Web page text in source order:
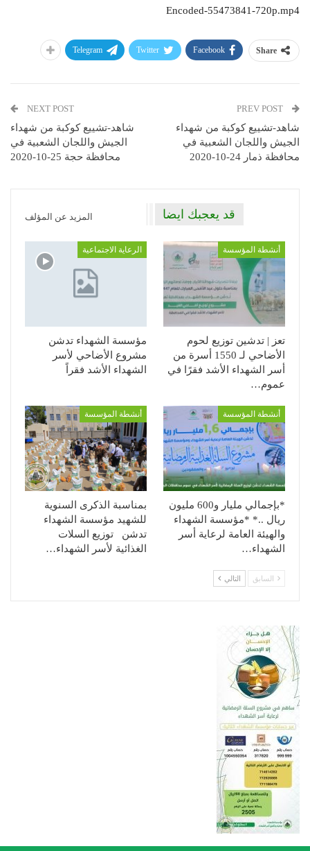
Encoded-55473841-720p.mp4
Share
Facebook
Twitter
Telegram
شاهد-تشييع كوكبة من شهداء
الجيش واللجان الشعبية في
محافظة ذمار 24-10-2020
NEXT POST
شاهد-تشييع كوكبة من شهداء
الجيش واللجان الشعبية في
محافظة حجة 25-10-2020
قد يعجبك ايضا المزيد عن المؤلف
أنشطة المؤسسة
تعز | تدشين توزيع لحوم
الأضاحي لـ 1550 أسرة من
أسر الشهداء الأشد فقرًا في
عموم…
الرعاية الاجتماعية
مؤسسة الشهداء تدشن
مشروع الأضاحي لأسر
الشهداء الأشد فقراً
أنشطة المؤسسة
*بإجمالي مليار و600 مليون
ريال ..* *مؤسسة الشهداء
والهيئة العامة لرعاية أسر
الشهداء…
أنشطة المؤسسة
بمناسبة الذكرى السنوية
للشهيد مؤسسة الشهداء
تدشن توزيع السلات
الغذائية لأسر الشهداء…
السابق التالي